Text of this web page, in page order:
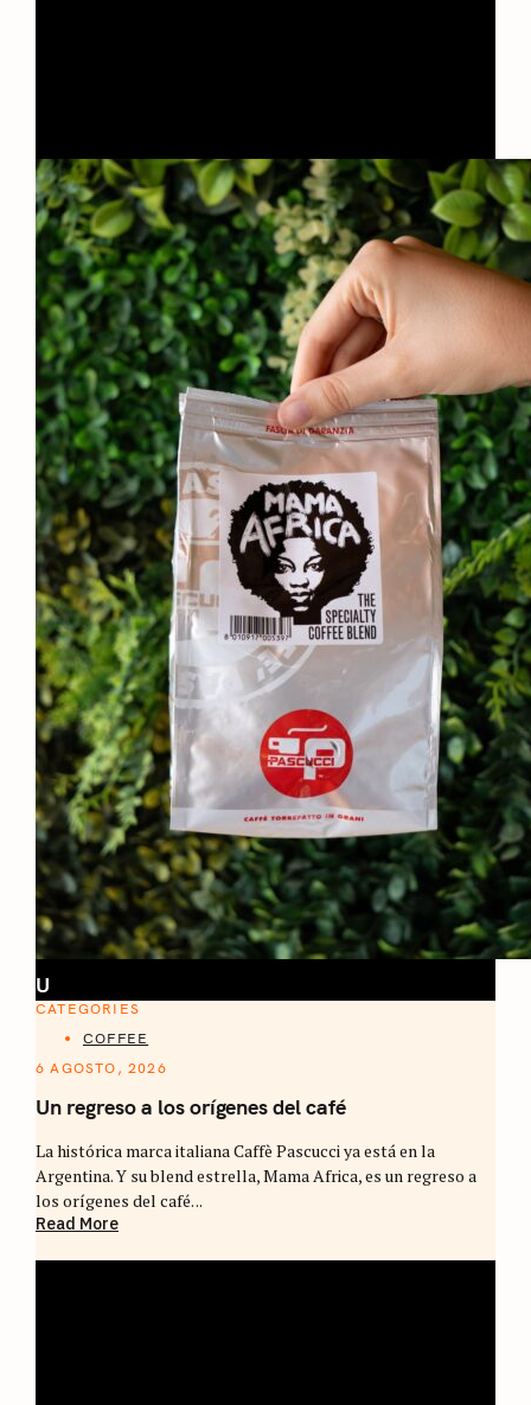
U
CATEGORIES
COFFEE
6 AGOSTO, 2026
Un regreso a los orígenes del café
La histórica marca italiana Caffè Pascucci ya está en la
Argentina. Y su blend estrella, Mama Africa, es un regreso a
los orígenes del café. ..
Read More